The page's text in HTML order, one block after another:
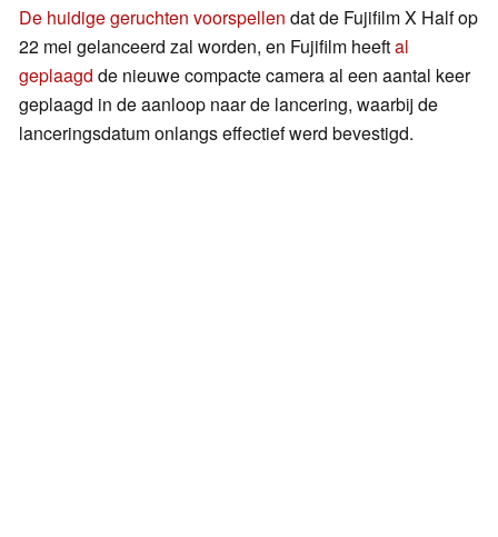
De huidige geruchten voorspellen dat de Fujifilm X Half op
22 mei gelanceerd zal worden, en Fujifilm heeftal
geplaagd de nieuwe compacte camera al een aantal keer
geplaagd in de aanloop naar de lancering, waarbij de
lanceringsdatum onlangs effectief werd bevestigd.